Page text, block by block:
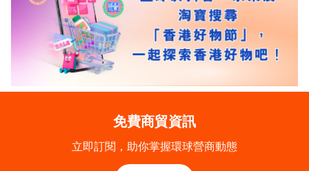
免費商貿資訊
立即訂閱，助你掌握環球營商動態